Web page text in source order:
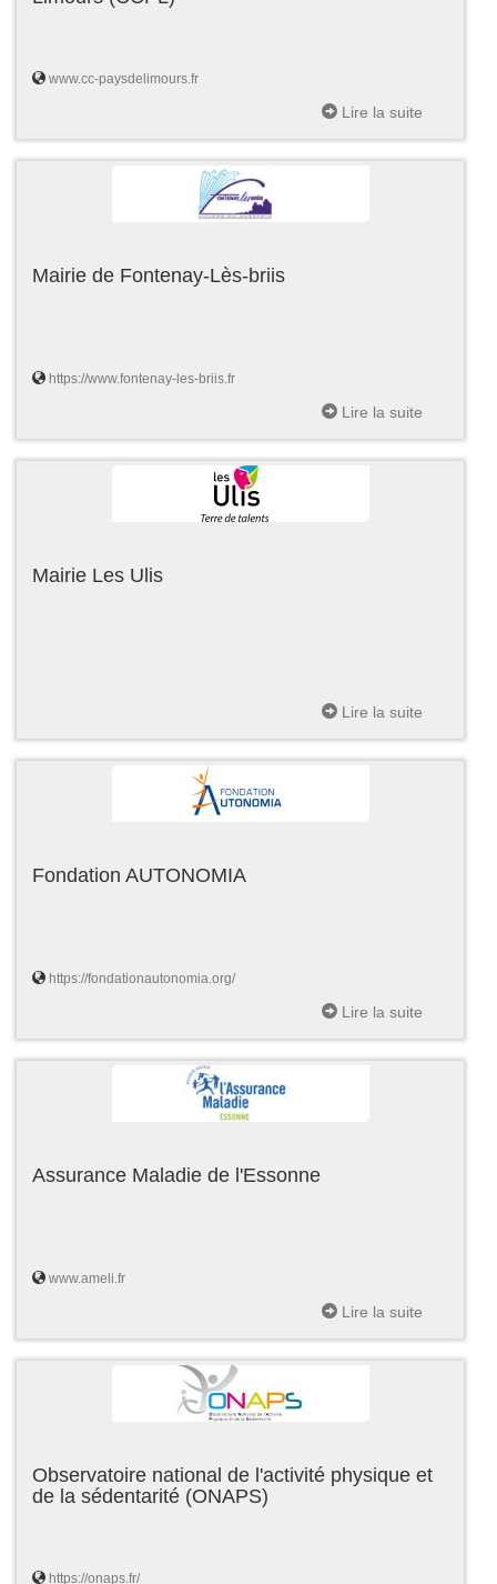
www.cc-paysdelimours.fr
Lire la suite
Mairie de Fontenay-Lès-briis
https://www.fontenay-les-briis.fr
Lire la suite
Mairie Les Ulis
Lire la suite
Fondation AUTONOMIA
https://fondationautonomia.org/
Lire la suite
Assurance Maladie de l'Essonne
www.ameli.fr
Lire la suite
Observatoire national de l'activité physique et
de la sédentarité (ONAPS)
https://onaps.fr/